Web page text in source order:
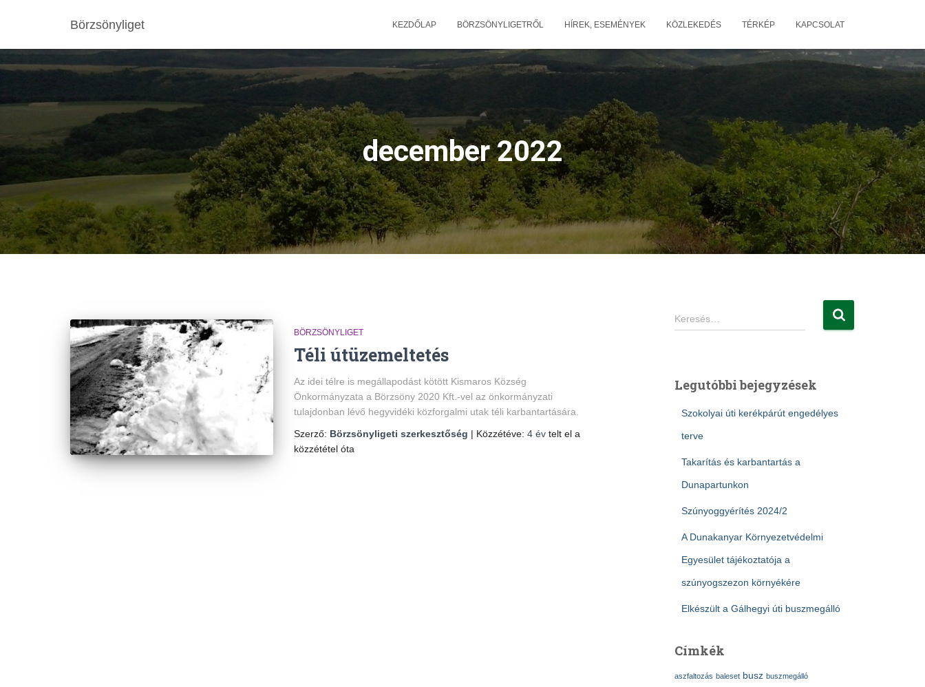
Börzsönyliget KEZDŐLAP BÖRZSÖNYLIGETRŐL HÍREK, ESEMÉNYEK KÖZLEKEDÉS TÉRKÉP KAPCSOLAT
december 2022
BÖRZSÖNYLIGET
Téli útüzemeltetés
Az idei télre is megállapodást kötött Kismaros Község
Önkormányzata a Börzsöny 2020 Kft.-vel az önkormányzati
tulajdonban lévő hegyvidéki közforgalmi utak téli karbantartására.
Szerző: Börzsönyligeti szerkesztőség | Közzétéve: 4 év telt el a
közzététel óta
K
e
é
Keresés…
Legutóbbi bejegyzések
Szokolyai úti kerékpárút engedélyes
terve
Takarítás és karbantartás a
Dunapartunkon
Szúnyoggyérítés 2024/2
A Dunakanyar Környezetvédelmi
Egyesület tájékoztatója a
szúnyogszezon környékére
Elkészült a Gálhegyi úti buszmegálló
Címkék
aszfaltozás baleset busz buszmegálló